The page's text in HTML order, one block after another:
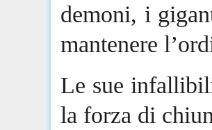
demoni, i
mantenere
Le sue
la forza di